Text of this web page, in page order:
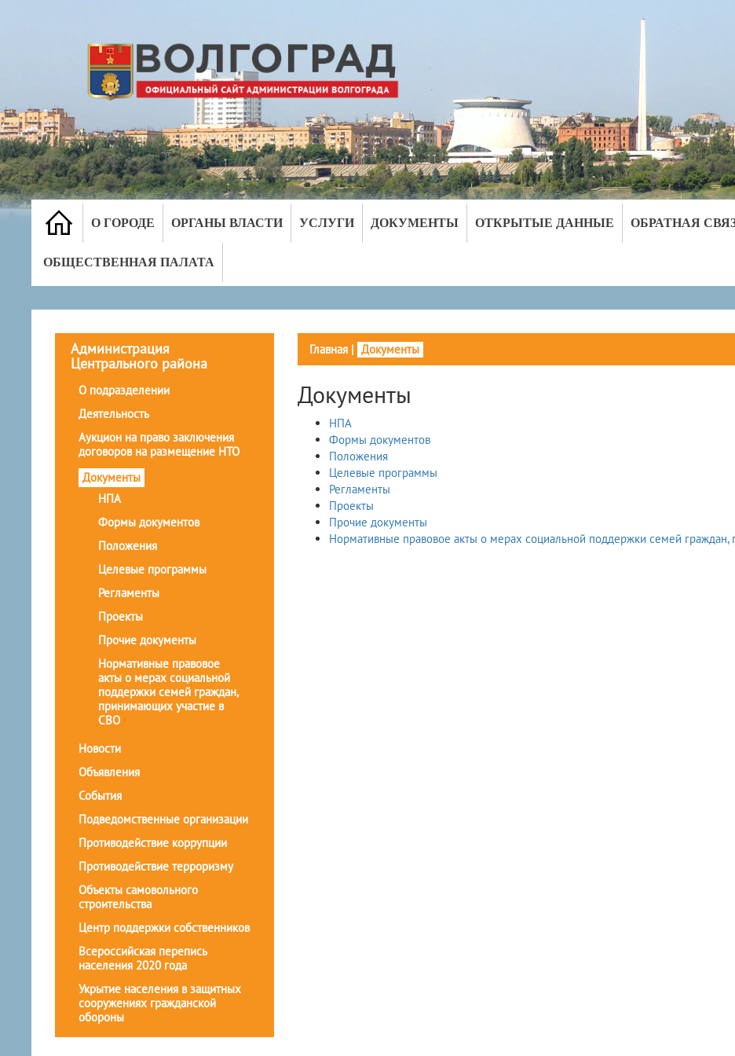
О ГОРОДЕ ОРГАНЫ ВЛАСТИ УСЛУГИ ДОКУМЕНТЫ ОТКРЫТЫЕ ДАННЫЕ ОБРАТНАЯ
ОБЩЕСТВЕННАЯ ПАЛАТА
Администрация
Центрального района
О подразделении
Деятельность
Аукцион на право заключения
договоров на размещение НТО
Документы
НПА
Формы документов
Положения
Целевые программы
Регламенты
Проекты
Прочие документы
Нормативные правовое
акты о мерах социальной
поддержки семей граждан,
принимающих участие в
СВО
Новости
Объявления
События
Подведомственные организации
Противодействие коррупции
Противодействие терроризму
Объекты самовольного
строительства
Центр поддержки собственников
Всероссийская перепись
населения 2020 года
Укрытие населения в защитных
сооружениях гражданской
обороны
Главная| Документы
Документы
НПА
Формы документов
Положения
Целевые программы
Регламенты
Проекты
Прочие документы
Нормативные правовое акты о мерах социальной поддержки семей